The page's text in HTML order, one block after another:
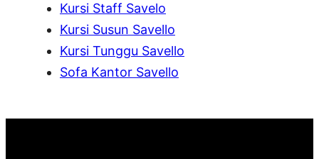
Kursi Staff Savelo
Kursi Susun Savello
Kursi Tunggu Savello
Sofa Kantor Savello